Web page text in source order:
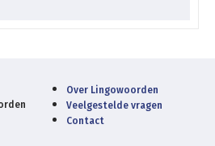
Over Lingowoorden
Veelgestelde vragen
Contact